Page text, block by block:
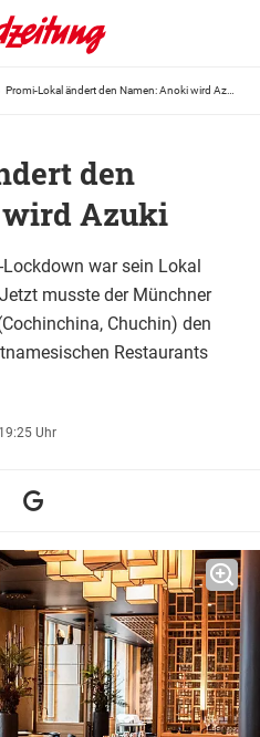
den
Azuki
war sein Lokal
musste der Münchner
Chuchin) den
Restaurants
Uhr